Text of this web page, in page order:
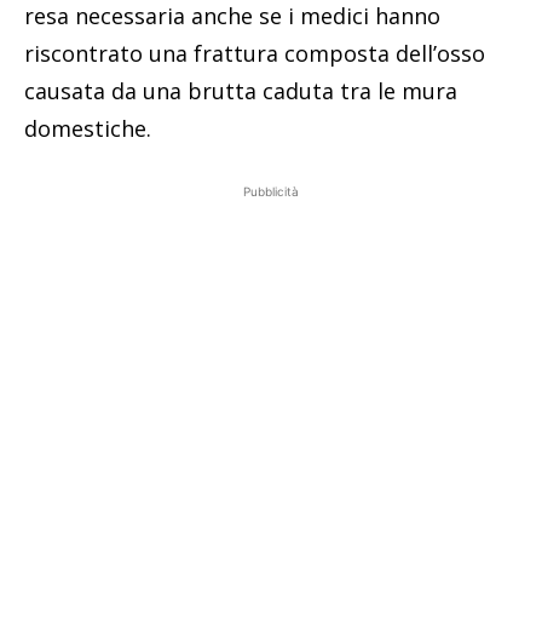
resa necessaria anche se i medici hanno
riscontrato una frattura composta dell’osso
causata da una brutta caduta tra le mura
domestiche.
Pubblicità